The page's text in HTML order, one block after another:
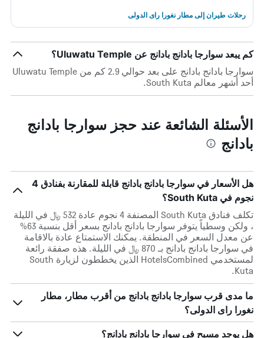
رحلات طيران إلى مطار نغورا راى الدولى
كم يبعد سوارجا بادانج بادانج عن Uluwatu Temple؟
سوارجا بادانج بادانج على بعد حوالي 2.9 كم من Uluwatu Temple
أحد أشهر معالم South Kuta.
الأسئلة الشائعة عند حجز سوارجا بادانج
بادانج
هل الأسعار في سوارجا بادانج بادانج قابلة للمقارنة بفنادق 4
نجوم في South Kuta؟
تكلف فنادق South Kuta المصنفة 4 نجوم عادة 532 ﷼ في الليلة
، ولكن وسطياً يتوفر سوارجا بادانج بادانج بسعر أقل بنسبة 63%
عن معدل السعر في المنطقة. يمكنك الاستمتاع عادة بالاقامة
في سوارجا بادانج بادانج بـ 870 ﷼ في الليلة. هذه صفقة رائعة
لمستخدمي HotelsCombined الذين يخططون لزيارة South
Kuta.
ما مدى قرب سوارجا بادانج بادانج من أقرب مطار، مطار
نغورا راى الدولى؟
هل يوجد مسبح في سوارجا بادانج بادانج؟